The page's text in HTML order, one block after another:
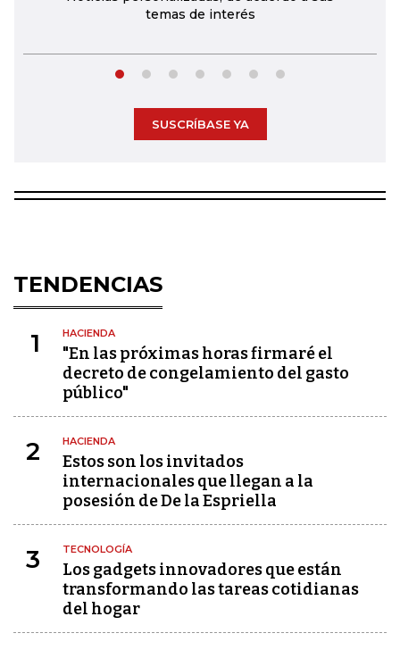
temas de interés
SUSCRÍBASE YA
TENDENCIAS
1 HACIENDA
"En las próximas horas firmaré el
decreto de congelamiento del gasto
público"
2 HACIENDA
Estos son los invitados
internacionales que llegan a la
posesión de De la Espriella
3 TECNOLOGÍA
Los gadgets innovadores que están
transformando las tareas cotidianas
del hogar